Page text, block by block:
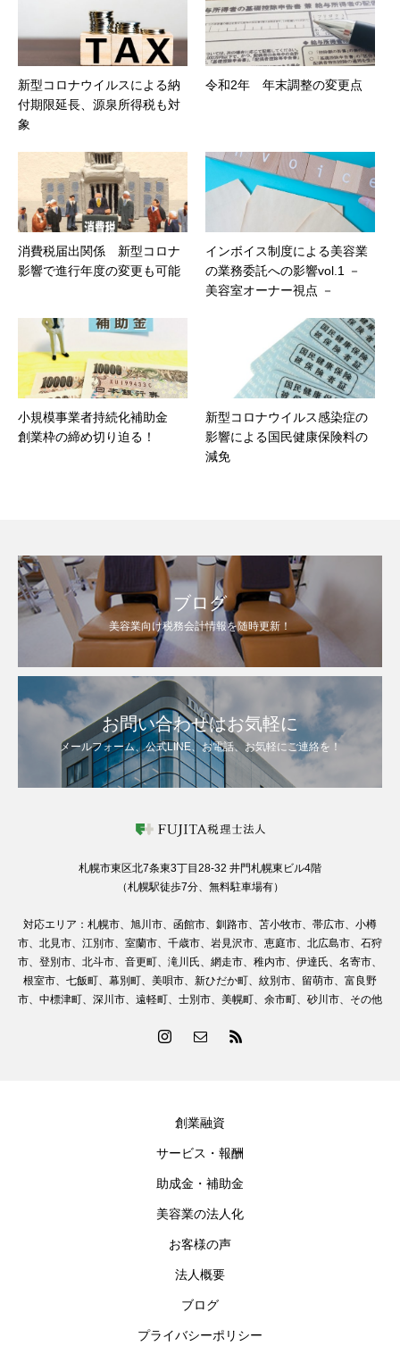
新型コロナウイルスによる納
付期限延長、源泉所得税も対
象
令和2年 年末調整の変更点
消費税届出関係 新型コロナ
影響で進行年度の変更も可能
インボイス制度による美容業
の業務委託への影響vol.1 －
美容室オーナー視点 －
小規模事業者持続化補助金
創業枠の締め切り迫る！
新型コロナウイルス感染症の
影響による国民健康保険料の
減免
ブログ
美容業向け税務会計情報を随時更新！
お問い合わせはお気軽に
メールフォーム、公式LINE、お電話、お気軽にご連絡を！
札幌市東区北7条東3丁目28-32 井門札幌東ビル4階
（札幌駅徒歩7分、無料駐車場有）
対応エリア：札幌市、旭川市、函館市、釧路市、苫小牧市、帯広市、小樽
市、北見市、江別市、室蘭市、千歳市、岩見沢市、恵庭市、北広島市、石狩
市、登別市、北斗市、音更町、滝川氏、網走市、稚内市、伊達氏、名寄市、
根室市、七飯町、幕別町、美唄市、新ひだか町、紋別市、留萌市、富良野
市、中標津町、深川市、遠軽町、士別市、美幌町、余市町、砂川市、その他
創業融資
サービス・報酬
助成金・補助金
美容業の法人化
お客様の声
法人概要
ブログ
プライバシーポリシー